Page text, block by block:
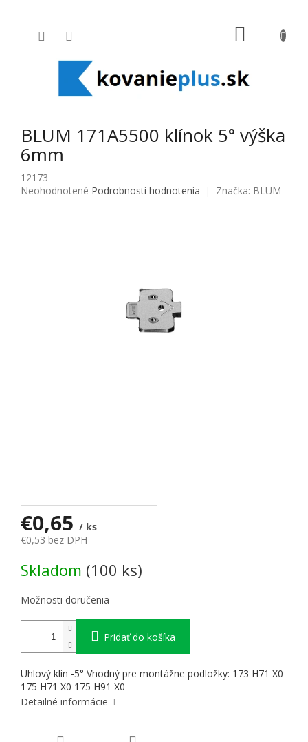
BLUM 171A5500 klínok 5° výška
6mm
12173
Priemerné hodnotenie produktu je 0,0 z 5 hviezdičiek.
Neohodnotené Podrobnosti hodnotenia Značka: BLUM
€0,65 / ks
€0,53 bez DPH
Skladom (100 ks)
Možnosti doručenia
Pridať do košíka
Uhlový klin -5° Vhodný pre montážne podložky: 173 H71 X0
175 H71 X0 175 H91 X0
Detailné informácie